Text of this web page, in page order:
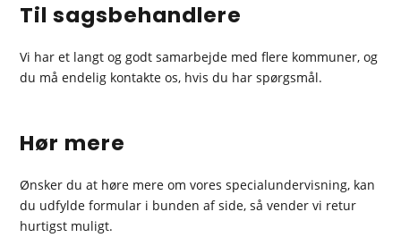
Til sagsbehandlere
Vi har et langt og godt samarbejde med flere kommuner, og
du må endelig kontakte os, hvis du har spørgsmål.
Hør mere
Ønsker du at høre mere om vores specialundervisning, kan
du udfylde formular i bunden af side, så vender vi retur
hurtigst muligt.